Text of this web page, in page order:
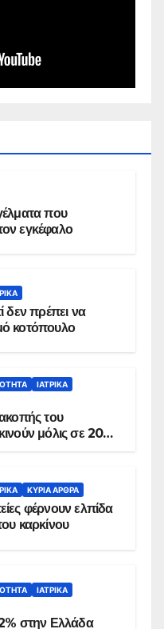
που
εγκέφαλο
δεν πρέπει να
κοτόπουλο
ΙΑΤΡΙΚΆ
του
μόλις σε 20
ΚΥΡΙΑ ΑΡΘΡΑ
φέρνουν ελπίδα
καρκίνου
ΙΑΤΡΙΚΆ
στην Ελλάδα